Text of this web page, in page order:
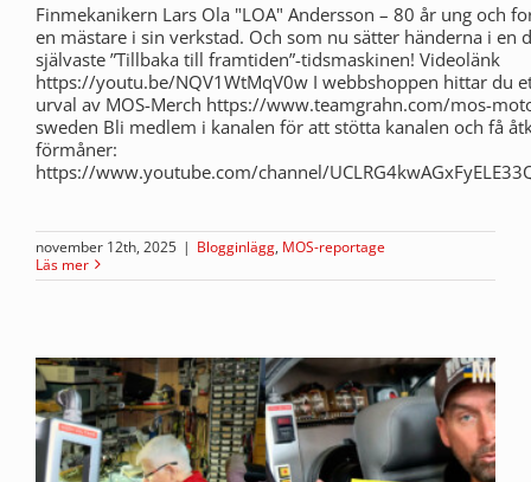
Finmekanikern Lars Ola "LOA" Andersson – 80 år ung och
en mästare i sin verkstad. Och som nu sätter händerna i en
självaste ”Tillbaka till framtiden”-tidsmaskinen! Videolänk
https://youtu.be/NQV1WtMqV0w I webbshoppen hittar du
urval av MOS-Merch https://www.teamgrahn.com/mos-
sweden Bli medlem i kanalen för att stötta kanalen och få
förmåner:
https://www.youtube.com/channel/
november 12th, 2025 | Blogginlägg, MOS-reportage
Läs mer